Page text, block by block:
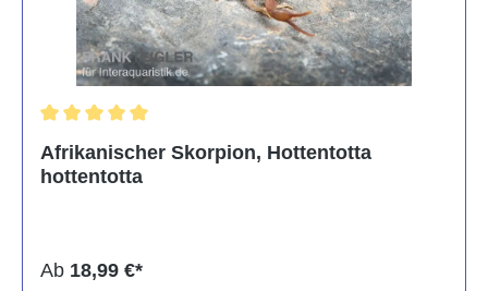
Afrikanischer Skorpion, Hottentotta
hottentotta
Ab 18,99 €*